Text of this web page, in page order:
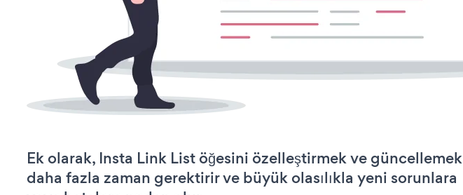
Ek olarak, Insta Link List öğesini özelleştirmek ve güncellemek
daha fazla zaman gerektirir ve büyük olasılıkla yeni sorunlara